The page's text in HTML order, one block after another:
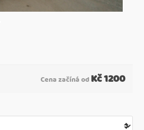
Cena začíná od Kč1200